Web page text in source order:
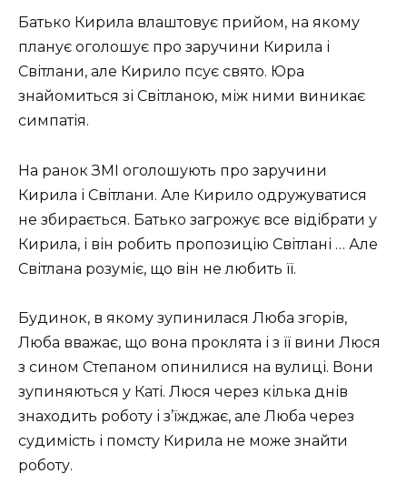
Батько Кирила влаштовує прийом, на якому
планує оголошує про заручини Кирила і
Світлани, але Кирило псує свято. Юра
знайомиться зі Світланою, між ними виникає
симпатія.
На ранок ЗМІ оголошують про заручини
Кирила і Світлани. Але Кирило одружуватися
не збирається. Батько загрожує все відібрати у
Кирила, і він робить пропозицію Світлані … Але
Світлана розуміє, що він не любить її.
Будинок, в якому зупинилася Люба згорів,
Люба вважає, що вона проклята і з її вини Люся
з сином Степаном опинилися на вулиці. Вони
зупиняються у Каті. Люся через кілька днів
знаходить роботу і з’їжджає, але Люба через
судимість і помсту Кирила не може знайти
роботу.